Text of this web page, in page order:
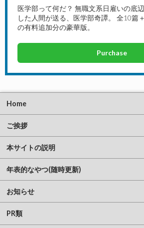
医学部って何だ？ 無職文系日雇いの底
した人間が送る、医学部奇譚。 全10篇
の有料追加分の豪華版。
Purchase
Home
ご挨拶
本サイトの説明
年表的なやつ(随時更新)
お知らせ
PR類